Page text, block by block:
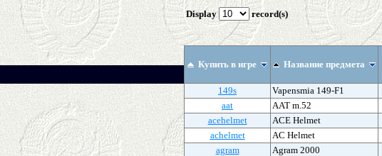
Display record(s)
Купить в игре Название предмета
149s Vapensmia 149-F1
aat
AAT m.52
acehelmet
ACE Helmet
achelmet
AC Helmet
agram
Agram 2000